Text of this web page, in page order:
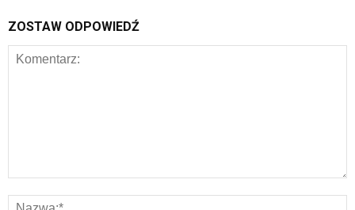
ZOSTAW ODPOWIEDŹ